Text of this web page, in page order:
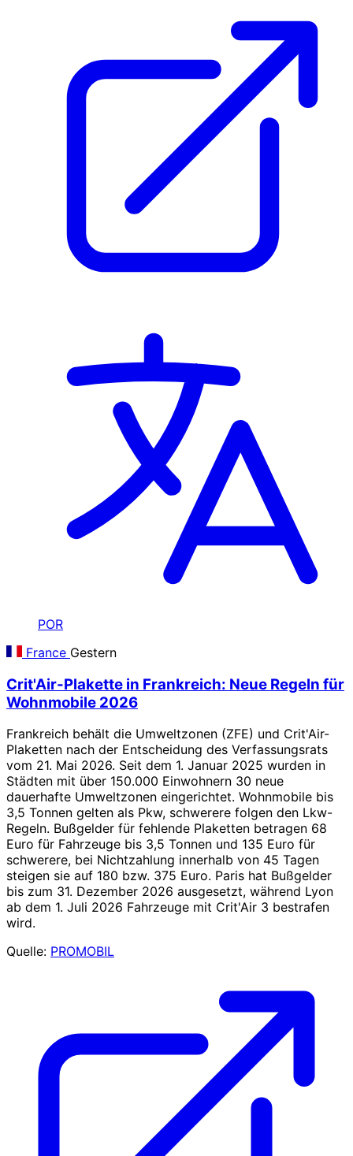
POR
France Gestern
Crit'Air-Plakette in Frankreich: Neue Regeln für
Wohnmobile 2026
Frankreich behält die Umweltzonen (ZFE) und Crit'Air-
Plaketten nach der Entscheidung des Verfassungsrats
vom 21. Mai 2026. Seit dem 1. Januar 2025 wurden in
Städten mit über 150.000 Einwohnern 30 neue
dauerhafte Umweltzonen eingerichtet. Wohnmobile bis
3,5 Tonnen gelten als Pkw, schwerere folgen den Lkw-
Regeln. Bußgelder für fehlende Plaketten betragen 68
Euro für Fahrzeuge bis 3,5 Tonnen und 135 Euro für
schwerere, bei Nichtzahlung innerhalb von 45 Tagen
steigen sie auf 180 bzw. 375 Euro. Paris hat Bußgelder
bis zum 31. Dezember 2026 ausgesetzt, während Lyon
ab dem 1. Juli 2026 Fahrzeuge mit Crit'Air 3 bestrafen
wird.
Quelle: PROMOBIL